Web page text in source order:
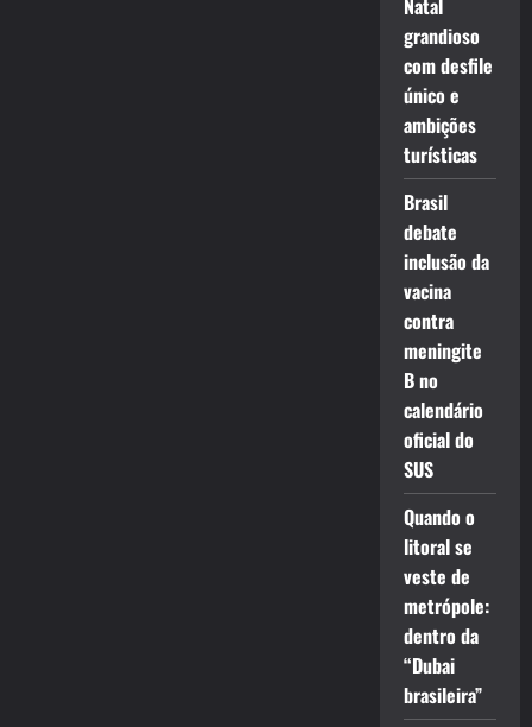
Natal
grandioso
com desfile
único e
ambições
turísticas
Brasil
debate
inclusão da
vacina
contra
meningite
B no
calendário
oficial do
SUS
Quando o
litoral se
veste de
metrópole:
dentro da
“Dubai
brasileira”